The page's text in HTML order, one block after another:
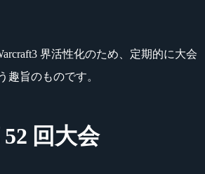
界活性化のため、定期的に大会
趣旨のものです。
回大会